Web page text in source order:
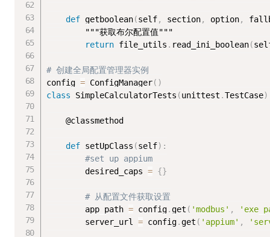
def getboolean(self, section, option,
"""获取布尔配置值"""
return file_utils . read_ini_boolean(
# 创建全局配置管理器实例
config = ConfigManager( )
class
SimpleCalculatorTests (unittest .TestCase)
    @classmethod
def setUpClass (self) :
#set up appium
        desired_caps
= {}
# 从配置文件获取设置
        app_path
= config.get ( 'modbus' ,
        server_url
= config.get ( 'appium' ,